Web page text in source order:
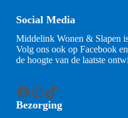
Social Media
Middelink Wonen & Slapen
Volg ons ook op Facebook
de hoogte van de laatste
Facebook
Instagram
TikTok
Bezorging